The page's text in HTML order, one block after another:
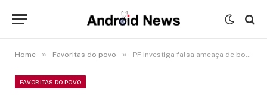
Home » Favoritas do povo » PF investiga falsa ameaça de bomba que forçou pouso de avião
FAVORITAS DO POVO